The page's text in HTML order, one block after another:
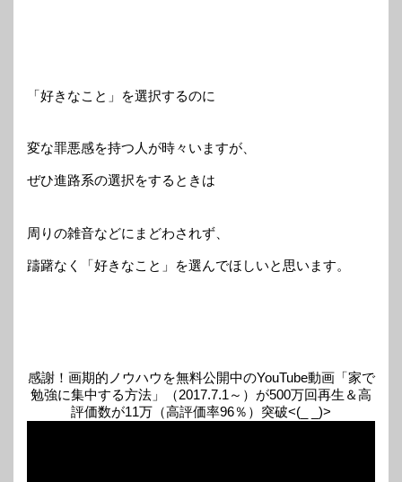
「好きなこと」を選択するのに
変な罪悪感を持つ人が時々いますが、
ぜひ進路系の選択をするときは
周りの雑音などにまどわされず、
躊躇なく「好きなこと」を選んでほしいと思います。
感謝！画期的ノウハウを無料公開中のYouTube動画「家で
勉強に集中する方法」（2017.7.1～）が500万回再生＆高
評価数が11万（高評価率96％）突破<(_ _)>